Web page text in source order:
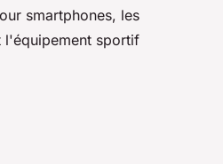
smartphones, les
l'équipement sportif